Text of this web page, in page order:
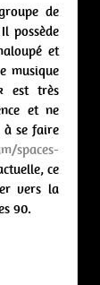
de
possède
et
musique
est très
et ne
à se faire
spaces-
ce
vers la
90.